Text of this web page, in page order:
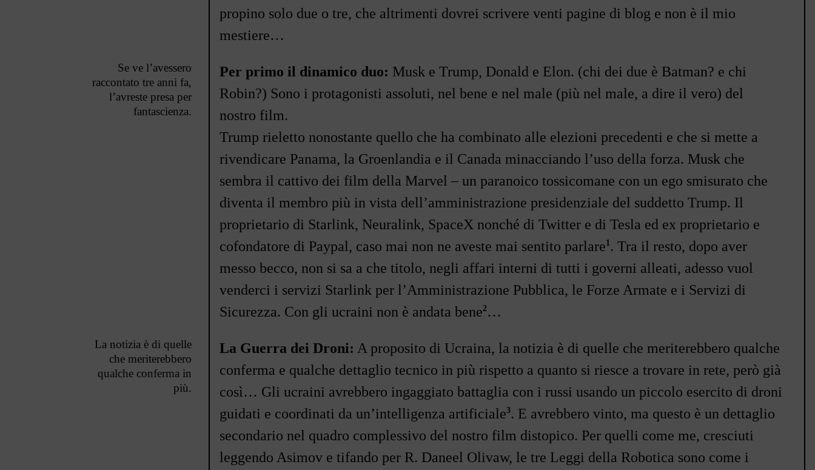
propino solo due o tre, che altrimenti dovrei scrivere venti pagine di blog e non è il mio
mestiere…
Se ve l’avessero
raccontato tre anni fa,
l’avreste presa per
fantascienza.
Per primo il dinamico duo: Musk e Trump, Donald e Elon. (chi dei due è Batman? e chi
Robin?) Sono i protagonisti assoluti, nel bene e nel male (più nel male, a dire il vero) del
nostro film.
Trump rieletto nonostante quello che ha combinato alle elezioni precedenti e che si mette a
rivendicare Panama, la Groenlandia e il Canada minacciando l’uso della forza. Musk che
sembra il cattivo dei film della Marvel – un paranoico tossicomane con un ego smisurato che
diventa il membro più in vista dell’amministrazione presidenziale del suddetto Trump. Il
proprietario di Starlink, Neuralink, SpaceX nonché di Twitter e di Tesla ed ex proprietario e
cofondatore di Paypal, caso mai non ne aveste mai sentito parlare1. Tra il resto, dopo aver
messo becco, non si sa a che titolo, negli affari interni di tutti i governi alleati, adesso vuol
venderci i servizi Starlink per l’Amministrazione Pubblica, le Forze Armate e i Servizi di
Sicurezza. Con gli ucraini non è andata bene2…
La notizia è di quelle
che meriterebbero
qualche conferma in
più.
La Guerra dei Droni: A proposito di Ucraina, la notizia è di quelle che meriterebbero qualche
conferma e qualche dettaglio tecnico in più rispetto a quanto si riesce a trovare in rete, però già
così… Gli ucraini avrebbero ingaggiato battaglia con i russi usando un piccolo esercito di droni
guidati e coordinati da un’intelligenza artificiale3. E avrebbero vinto, ma questo è un dettaglio
secondario nel quadro complessivo del nostro film distopico. Per quelli come me, cresciuti
leggendo Asimov e tifando per R. Daneel Olivaw, le tre Leggi della Robotica sono come i